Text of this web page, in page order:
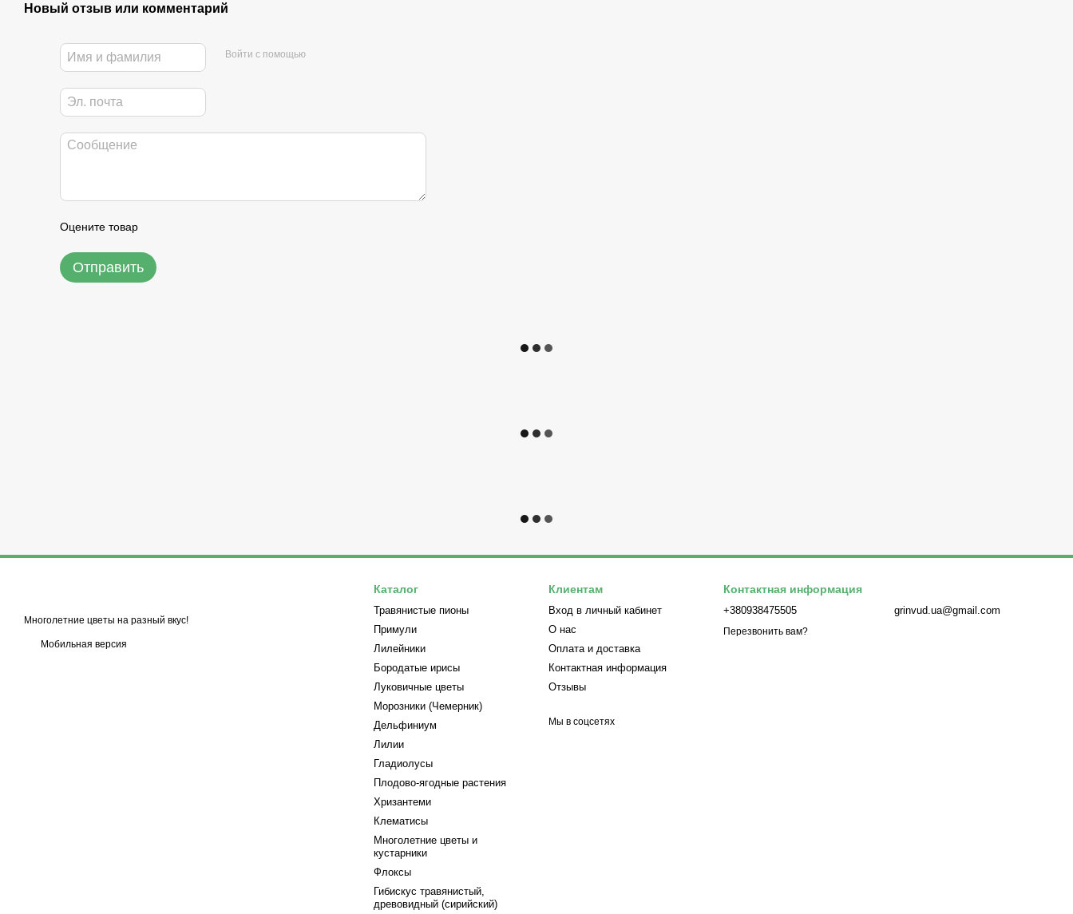
Новый отзыв или комментарий
Войти с помощью
Оцените товар
Отправить
Многолетние цветы на разный вкус!
Мобильная версия
Каталог
Травянистые пионы
Примули
Лилейники
Бородатые ирисы
Луковичные цветы
Морозники (Чемерник)
Дельфиниум
Лилии
Гладиолусы
Плодово-ягодные растения
Хризантеми
Клематисы
Многолетние цветы и
кустарники
Флоксы
Гибискус травянистый,
древовидный (сирийский)
Клиентам
Вход в личный кабинет
О нас
Оплата и доставка
Контактная информация
Отзывы
Мы в соцсетях
Контактная информация
+380938475505
Перезвонить вам?
grinvud.ua@gmail.com